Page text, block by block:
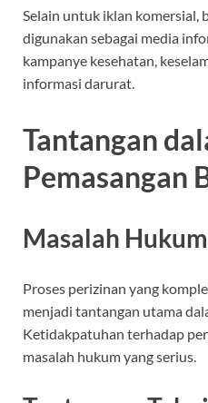
Selain untuk iklan komersial,
digunakan sebagai media
kampanye kesehatan,
informasi darurat.
Tantangan
Pemasangan
Masalah
Proses perizinan yang
menjadi tantangan utama
Ketidakpatuhan terhadap
masalah hukum yang serius.